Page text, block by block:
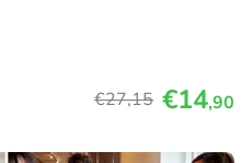
€27,15 €14,90